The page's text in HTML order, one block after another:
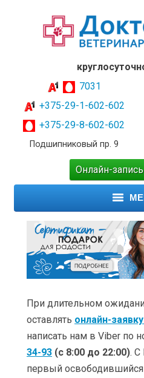
7031
+375-29-1-602-602
+375-29-8-602-602
Подшипниковый пр. 9
Онлайн-
ГЛАВНАЯ
УСЛУГИ
ЦЕНЫ
ОБУЧЕНИЕ
При длительном
оставлять онлайн-
написать нам в Viber по
34-93 (с 8:00 до 22:00). С
первый освободившийся